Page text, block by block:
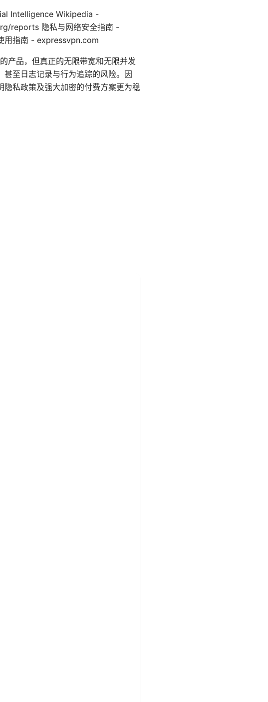
Intelligence Wikipedia -
reports 隐私与网络安全指南 -
用指南 - expressvpn.com
产品，但真正的无限带宽和无限并发
至日志记录与行为追踪的风险。因
私政策及强大加密的付费方案更为稳